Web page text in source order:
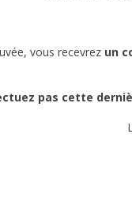
vous recevrez un
pas cette